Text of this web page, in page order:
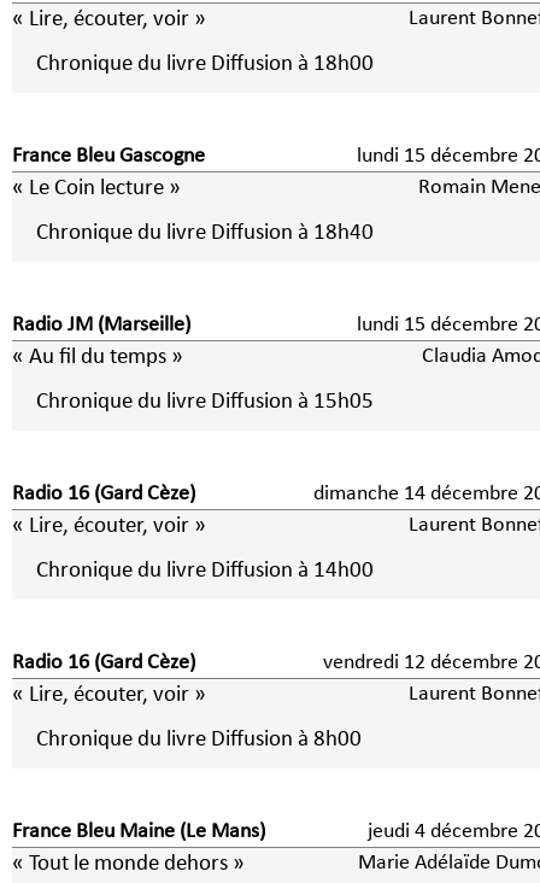
« Lire, écouter, voir » Laurent
Chronique du livre Diffusion à 18h00
France Bleu Gascogne lundi 15 décembre
« Le Coin lecture » Romain
Chronique du livre Diffusion à 18h40
Radio JM (Marseille) lundi 15 décembre
« Au fil du temps » Claudia
Chronique du livre Diffusion à 15h05
Radio 16 (Gard Cèze) dimanche 14 décembre
« Lire, écouter, voir » Laurent
Chronique du livre Diffusion à 14h00
Radio 16 (Gard Cèze) vendredi 12 décembre
« Lire, écouter, voir » Laurent
Chronique du livre Diffusion à 8h00
France Bleu Maine (Le Mans) jeudi 4 décembre
« Tout le monde dehors » Marie Adélaïde